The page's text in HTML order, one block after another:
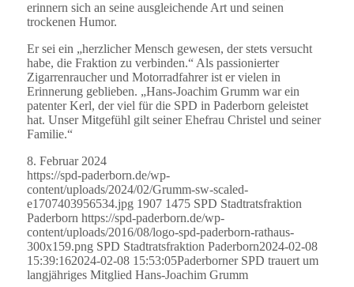
erinnern sich an seine ausgleichende Art und seinen
trockenen Humor.
Er sei ein „herzlicher Mensch gewesen, der stets versucht
habe, die Fraktion zu verbinden.“ Als passionierter
Zigarrenraucher und Motorradfahrer ist er vielen in
Erinnerung geblieben. „Hans-Joachim Grumm war ein
patenter Kerl, der viel für die SPD in Paderborn geleistet
hat. Unser Mitgefühl gilt seiner Ehefrau Christel und seiner
Familie.“
8. Februar 2024
https://spd-paderborn.de/wp-
content/uploads/2024/02/Grumm-sw-scaled-
e1707403956534.jpg 1907 1475 SPD Stadtratsfraktion
Paderborn https://spd-paderborn.de/wp-
content/uploads/2016/08/logo-spd-paderborn-rathaus-
300x159.png SPD Stadtratsfraktion Paderborn2024-02-08
15:39:162024-02-08 15:53:05Paderborner SPD trauert um
langjähriges Mitglied Hans-Joachim Grumm